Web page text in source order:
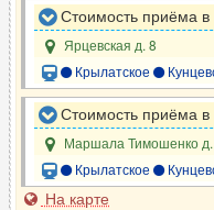
Стоимость приёма в
Ярцевская д. 8
Крылатское
Стоимость приёма в
Маршала Тимошенко д.
Крылатское
На карте